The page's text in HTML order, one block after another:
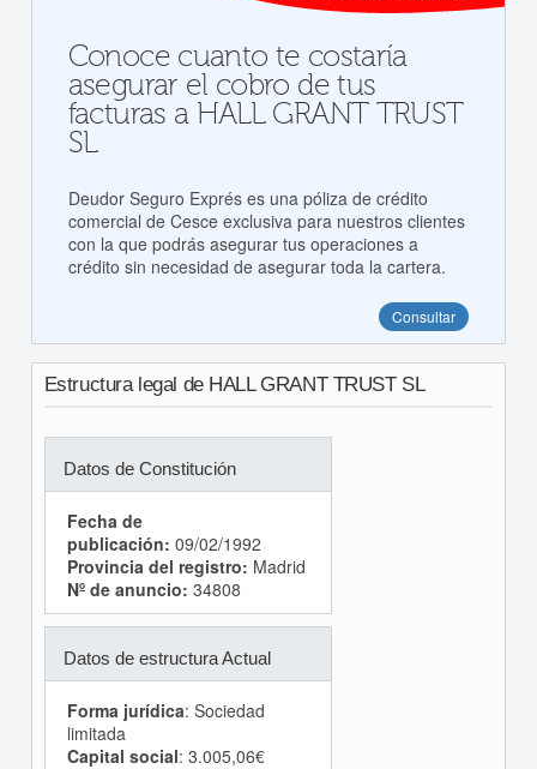
Conoce cuanto te costaría
asegurar el cobro de tus
facturas a HALL GRANT TRUST
SL
Deudor Seguro Exprés es una póliza de crédito
comercial de Cesce exclusiva para nuestros clientes
con la que podrás asegurar tus operaciones a
crédito sin necesidad de asegurar toda la cartera.
Consultar
Estructura legal de HALL GRANT TRUST SL
Datos de Constitución
Fecha de
publicación: 09/02/1992
Provincia del registro: Madrid
Nº de anuncio: 34808
Datos de estructura Actual
Forma jurídica: Sociedad
limitada
Capital social: 3.005,06€